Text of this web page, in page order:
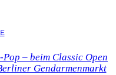
– beim Classic Open
Gendarmenmarkt